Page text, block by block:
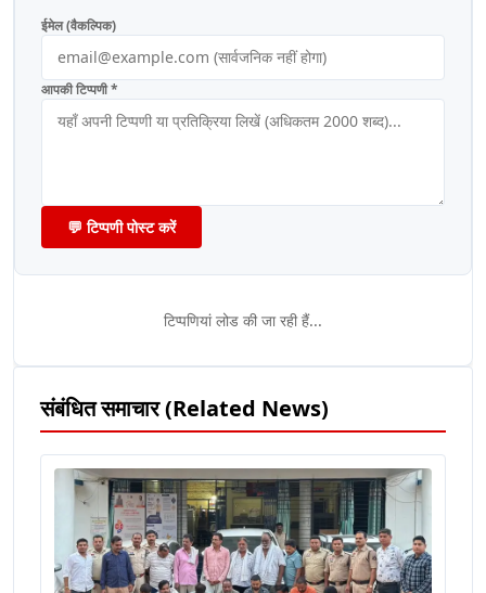
ईमेल (वैकल्पिक)
आपकी टिप्पणी *
💬 टिप्पणी पोस्ट करें
टिप्पणियां लोड की जा रही हैं...
संबंधित समाचार (Related News)